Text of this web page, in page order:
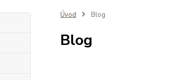
Úvod Blog
Blog